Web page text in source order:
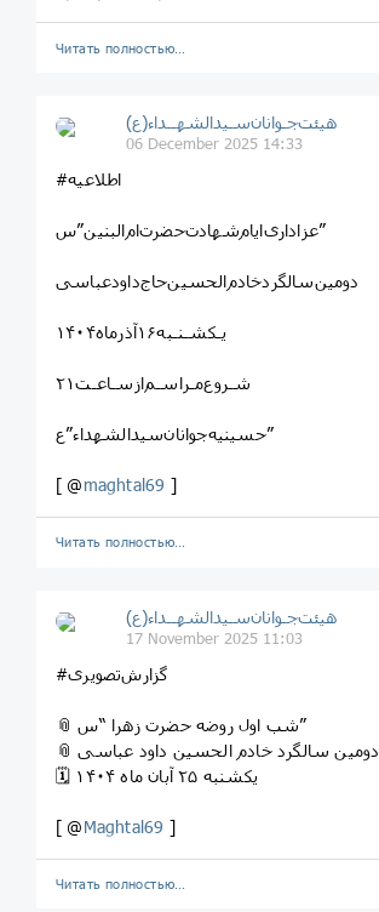
Читать полностью…
هیئت‌جـوانان‌سـیدالشهــداء(ع)
06 December 2025 14:33
#اطلاعیه
عزاداری‌ایام‌شهادت‌حضرت‌ام‌البنین”س”
دومین‌سالگردخادم‌الحسین‌حاج‌داود‌عباسی
شـروع‌مـراسـم‌ازسـاعـت۲۱
حسینیه‌جوانان‌سیدالشهداء”ع”
[ @maghtal69 ]
Читать полностью…
هیئت‌جـوانان‌سـیدالشهــداء(ع)
17 November 2025 11:03
#گزارش‌تصویری
📎 شب اول روضه حضرت زهرا “س”
📎 دومین سالگرد خادم الحسین داود عباسی
🗓 یکشنبه ۲۵ آبان ماه ۱۴۰۴
[ @Maghtal69 ]
Читать полностью…